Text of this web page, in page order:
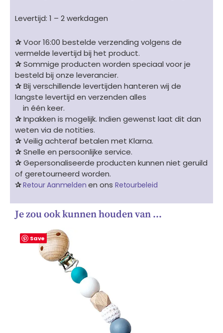
Levertijd: 1 – 2 werkdagen
✰Voor 16:00 bestelde verzending volgens de
vermelde levertijd bij het product.
✰Sommige producten worden speciaal voor je
besteld bij onze leverancier.
✰Bij verschillende levertijden hanteren wij de
langste levertijd en verzenden alles
in één keer.
✰Inpakken is mogelijk. Indien gewenst laat dit dan
weten via de notities.
✰Veilig achteraf betalen met Klarna.
✰Snelle en persoonlijke service.
✰Gepersonaliseerde producten kunnen niet geruild
of geretourneerd worden.
✰Retour Aanmelden en ons Retourbeleid
Je zou ook kunnen houden van …
Save